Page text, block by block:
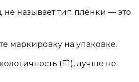
называет тип плёнки — это
маркировку на упаковке.
(E1), лучше не